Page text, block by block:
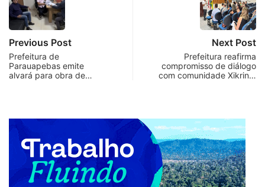
Previous Post
Prefeitura de
Parauapebas emite
alvará para obra de…
Next Post
Prefeitura reafirma
compromisso de diálogo
com comunidade Xikrin…